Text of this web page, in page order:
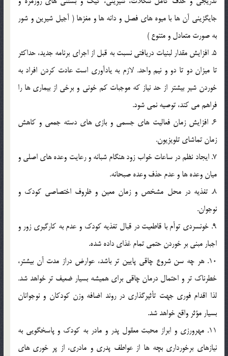
جايگزيني آن ها با ميوه هاي فصل و دانه ها و مغزها ( آجيل شيرين و شور
به صورت متعادل و متنوع )
5. افزايش مقدار لبنيات دريافتي نسبت به قبل از اجراي برنامه جديد، حداکثر
تا ميزان دو تا دو و نيم واحد. لازم به يادآوري است عادت کردن افراد به
خوردن شير بيشتر از حد نياز که موجبات کم خوني و برخي از بيماري ها را
فراهم مي کند، توصيه نمي شود.
6. افزايش زمان فعاليت هاي جسمي و بازي هاي دسته جمعي و کاهش
زمان تماشاي تلويزيون.
7. ايجاد نظم در ساعات خواب زود هنگام شبانه و رعايت وعده هاي اصلي و
ميان وعده ها و عدم حذف وعده صبحانه.
8. تغذيه در محل مشخص و زمان معين و ظروف اختصاصي کودک و
نوجوان.
9. خونسردي توأم با قاطعيت در قبال تغذيه کودک و عدم به کارگيري زور و
اجبار مبني بر خوردن حتمي تمام غذاي داده شده.
10. هر چه سن شروع چاقي پايين تر باشد، عوارض دراز مدت آن بيشتر،
خطرناک تر و احتمال درمان چاقي براي هميشه بسيار ضعيف تر خواهد شد.
لذا اقدام فوري جهت تأثيرگذاري در روند اضافه وزن کودکان و نوجوانان
بسيار مؤثر واقع خواهد شد.
11. مهرورزي و ابراز محبت معقول پدر و مادر به کودک و پاسخگويي به
نيازهاي برخورداري بچه ها از عواطف پدري و مادري، از پر خوري هاي